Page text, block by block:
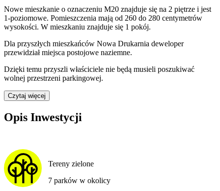
Nowe mieszkanie o oznaczeniu M20 znajduje się na 2 piętrze i jest
1-poziomowe. Pomieszczenia mają od 260 do 280 centymetrów
wysokości. W mieszkaniu znajduje się 1 pokój.
Dla przyszłych mieszkańców Nowa Drukarnia deweloper
przewidziałmiejsca postojowe naziemne.
Dzięki temu przyszli właściciele nie będą musieli poszukiwać
wolnej przestrzeni parkingowej.
Czytaj więcej
Opis Inwestycji
Tereny zielone
7 parków w okolicy